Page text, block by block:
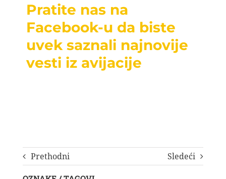
Pratite nas na
Facebook-u da biste
uvek saznali najnovije
vesti iz avijacije
Prethodni Sledeći